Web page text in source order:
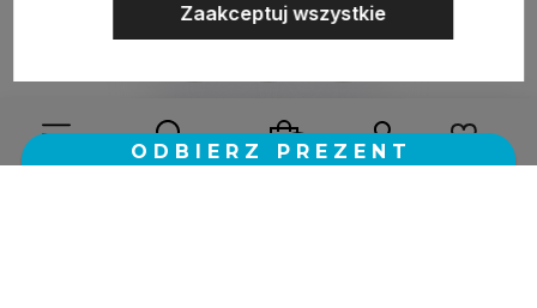
Sklep internetowy Shoper.pl Szablon Shoper Modern 3.0™
GrowCommerce
Zaakceptuj wszystkie